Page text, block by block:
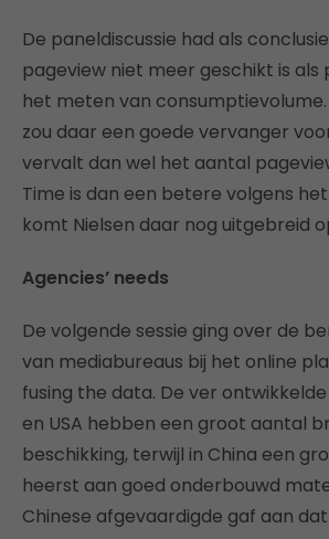
De paneldiscussie had als
pageview niet meer geschikt is
het meten van
zou daar een goede vervanger
vervalt dan wel het aantal
Time is dan een betere volgens
komt Nielsen daar nog uitgebreid
Agencies’ needs
De volgende sessie ging over de
van mediabureaus bij het online
fusing the data. De ver ontwikkelde
en USA hebben een groot aantal
beschikking, terwijl in China een
heerst aan goed onderbouwd
Chinese afgevaardigde gaf aan